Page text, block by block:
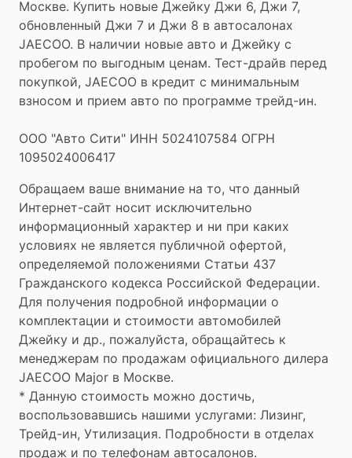
Москве. Купить новые Джейку Джи 6, Джи 7,
обновленный Джи 7 и Джи 8 в автосалонах
JAECOO. В наличии новые авто и Джейку с
пробегом по выгодным ценам. Тест-драйв перед
покупкой, JAECOO в кредит с минимальным
взносом и прием авто по программе трейд-ин.
ООО "Авто Сити" ИНН 5024107584 ОГРН
1095024006417
Обращаем ваше внимание на то, что данный
Интернет-сайт носит исключительно
информационный характер и ни при каких
условиях не является публичной офертой,
определяемой положениями Статьи 437
Гражданского кодекса Российской Федерации.
Для получения подробной информации о
комплектации и стоимости автомобилей
Джейку и др., пожалуйста, обращайтесь к
менеджерам по продажам официального дилера
JAECOO Major в Москве.
* Данную стоимость можно достичь,
воспользовавшись нашими услугами: Лизинг,
Трейд-ин, Утилизация. Подробности в отделах
продаж и по телефонам автосалонов.